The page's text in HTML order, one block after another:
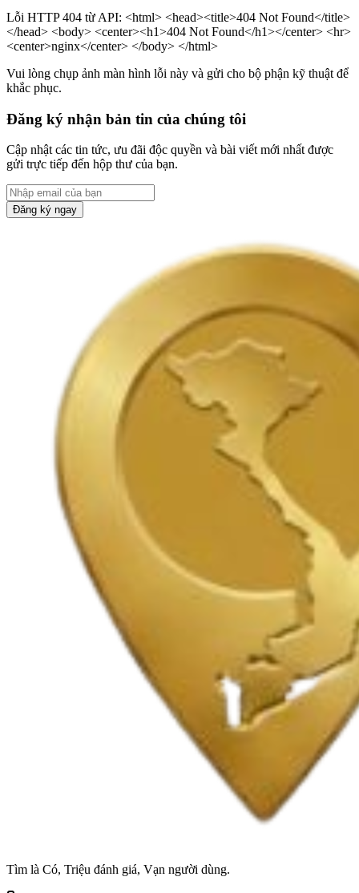
Lỗi HTTP 404 từ API: <html> <head><title>404 Not Found</title>
</head> <body> <center><h1>404 Not Found</h1></center> <hr>
<center>nginx</center> </body> </html>
Vui lòng chụp ảnh màn hình lỗi này và gửi cho bộ phận kỹ thuật để
khắc phục.
Đăng ký nhận bản tin của chúng tôi
Cập nhật các tin tức, ưu đãi độc quyền và bài viết mới nhất được
gửi trực tiếp đến hộp thư của bạn.
Đăng ký ngay
Tìm là Có, Triệu đánh giá, Vạn người dùng.